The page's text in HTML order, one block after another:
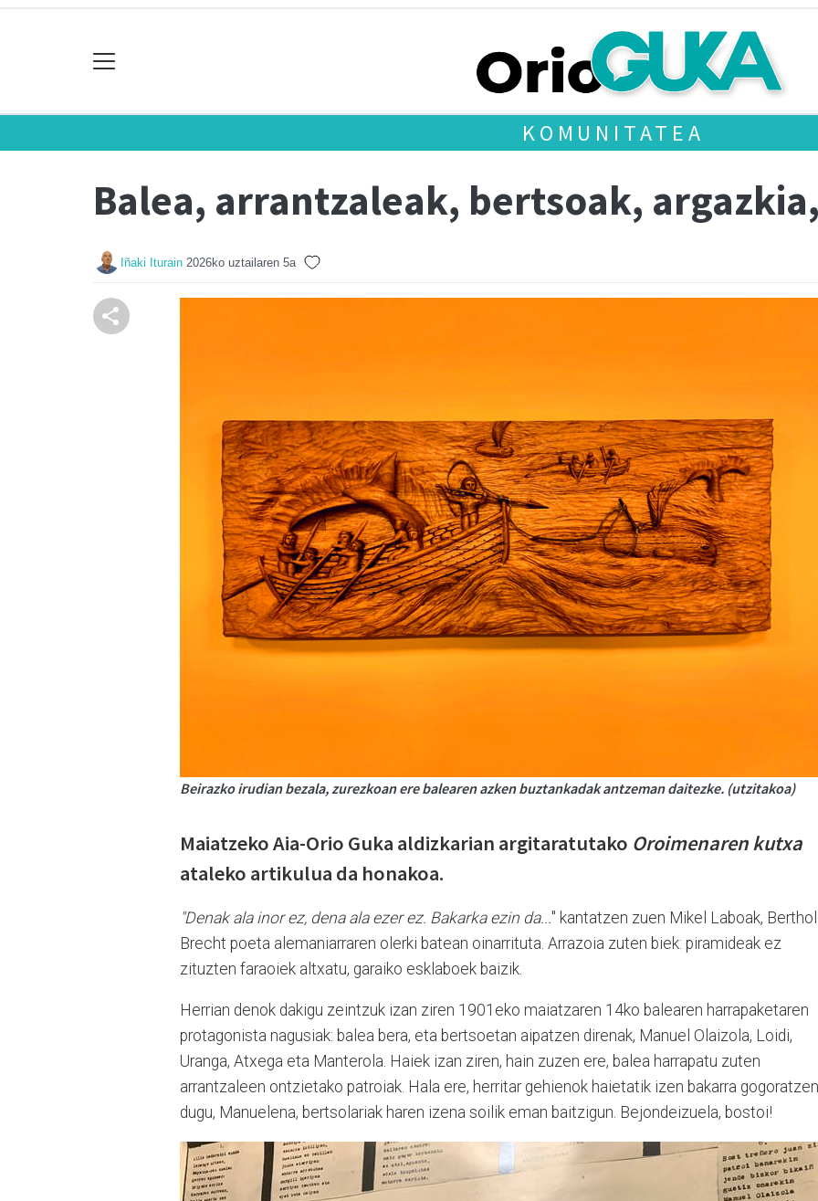
KOMUNITATEA
Balea, arrantzaleak, bertsoak,
Iñaki Iturain 2026ko uztailaren 5a
Beirazko irudian bezala, zurezkoan ere balearen azken buztankadak antzeman daitezke. (utzitakoa)
Maiatzeko Aia-Orio Guka aldizkarian argitaratutako Oroimenaren kutxa
ataleko artikulua da honakoa.
"Denak ala inor ez, dena ala ezer ez. Bakarka ezin da..." kantatzen zuen Mikel Laboak,
Brecht poeta alemaniarraren olerki batean oinarrituta. Arrazoia zuten biek: piramideak ez
zituzten faraoiek altxatu, garaiko esklaboek baizik.
Herrian denok dakigu zeintzuk izan ziren 1901eko maiatzaren 14ko balearen harrapaketaren
protagonista nagusiak: balea bera, eta bertsoetan aipatzen direnak, Manuel Olaizola, Loidi,
Uranga, Atxega eta Manterola. Haiek izan ziren, hain zuzen ere, balea harrapatu zuten
arrantzaleen ontzietako patroiak. Hala ere, herritar gehienok haietatik izen bakarra gogoratzen
dugu, Manuelena, bertsolariak haren izena soilik eman baitzigun. Bejondeizuela, bostoi!